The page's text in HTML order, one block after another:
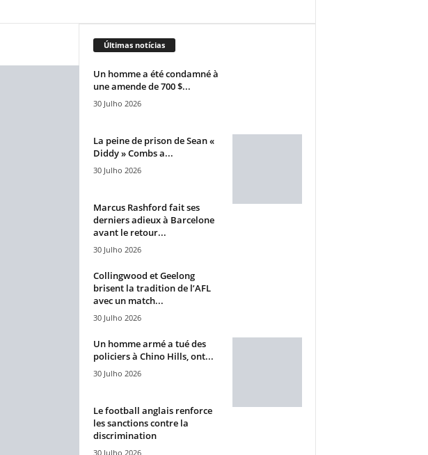
Últimas notícias
Un homme a été condamné à
une amende de 700 $...
30 Julho 2026
La peine de prison de Sean «
Diddy » Combs a...
30 Julho 2026
Marcus Rashford fait ses
derniers adieux à Barcelone
avant le retour...
30 Julho 2026
Collingwood et Geelong
brisent la tradition de l’AFL
avec un match...
30 Julho 2026
Un homme armé a tué des
policiers à Chino Hills, ont...
30 Julho 2026
Le football anglais renforce
les sanctions contre la
discrimination
30 Julho 2026